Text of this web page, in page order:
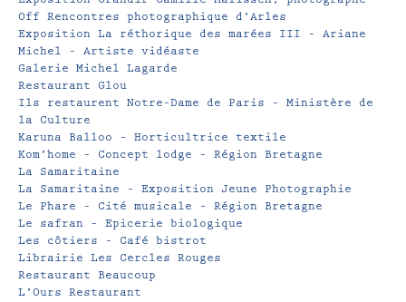
Off Rencontres photographique d’Arles
Exposition La réthorique des marées III – Ariane
Michel – Artiste vidéaste
Galerie Michel Lagarde
Restaurant Glou
Ils restaurent Notre-Dame de Paris – Ministère de
la Culture
Karuna Balloo – Horticultrice textile
Kom’home – Concept lodge – Région Bretagne
La Samaritaine
La Samaritaine – Exposition Jeune Photographie
Le Phare – Cité musicale – Région Bretagne
Le safran – Epicerie biologique
Les côtiers – Café bistrot
Librairie Les Cercles Rouges
Restaurant Beaucoup
L’Ours Restaurant